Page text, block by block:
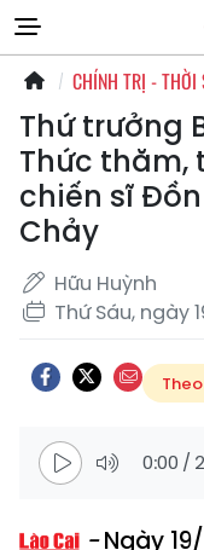
CHÍNH TRỊ - THỜI
Thứ trưởng
Thức thăm,
chiến sĩ
Chảy
Hữu Huỳnh
Thứ Sáu, ngày
0:00 /
Ngày